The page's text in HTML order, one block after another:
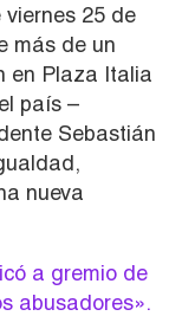
25 de
más de un
en Plaza Italia
país –
Sebastián
nueva
a gremio de
abusadores».